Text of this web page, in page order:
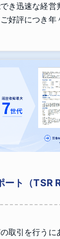
き迅速な経営
好評につき年
ト（TSR
取引を行うに